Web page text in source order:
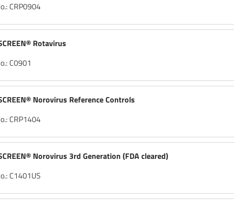
CRP0904
Rotavirus
C0901
Norovirus Reference Controls
CRP1404
Norovirus 3rd Generation (FDA cleared)
C1401US